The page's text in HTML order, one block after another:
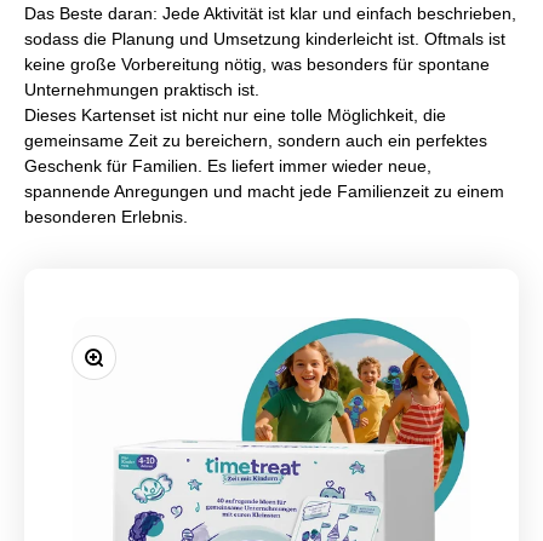
Das Beste daran: Jede Aktivität ist klar und einfach beschrieben,
sodass die Planung und Umsetzung kinderleicht ist. Oftmals ist
keine große Vorbereitung nötig, was besonders für spontane
Unternehmungen praktisch ist.
Dieses Kartenset ist nicht nur eine tolle Möglichkeit, die
gemeinsame Zeit zu bereichern, sondern auch ein perfektes
Geschenk für Familien. Es liefert immer wieder neue,
spannende Anregungen und macht jede Familienzeit zu einem
besonderen Erlebnis.
Bild vergrößern